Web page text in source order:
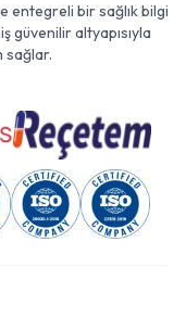
entegreli bir sağlık bilgi
güvenilir altyapısıyla
sağlar.